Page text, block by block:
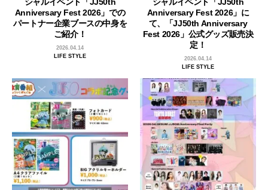
シャルイベント「JJ50th
Anniversary Fest 2026」での
パートナー企業ブースの中身を
ご紹介！
2026.04.14
LIFE STYLE
シャルイベント「JJ50th
Anniversary Fest 2026」に
て、「JJ50th Anniversary
Fest 2026」公式グッズ販売決
定！
2026.04.14
LIFE STYLE